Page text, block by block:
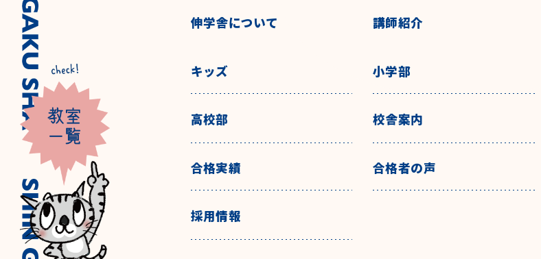
伸学舎について 講師紹介
キッズ 小学部
高校部 校舎案内
合格実績 合格者の声
採用情報